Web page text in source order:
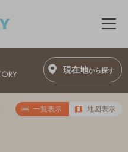
メ
現在地から探す
一覧表示 地図表示